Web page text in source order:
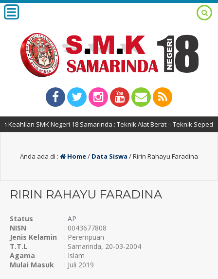
SMK Negeri 18 Samarinda : Teknik Alat Berat – Teknik Sepeda
Anda ada di : Home/ Data Siswa /Ririn Rahayu Faradina
RIRIN RAHAYU FARADINA
Status : AP
NISN
: 0043677808
Jenis Kelamin
: Perempuan
T.T.L
: Samarinda, 20-03-2004
Agama
: Islam
Mulai Masuk
: Juli 2019